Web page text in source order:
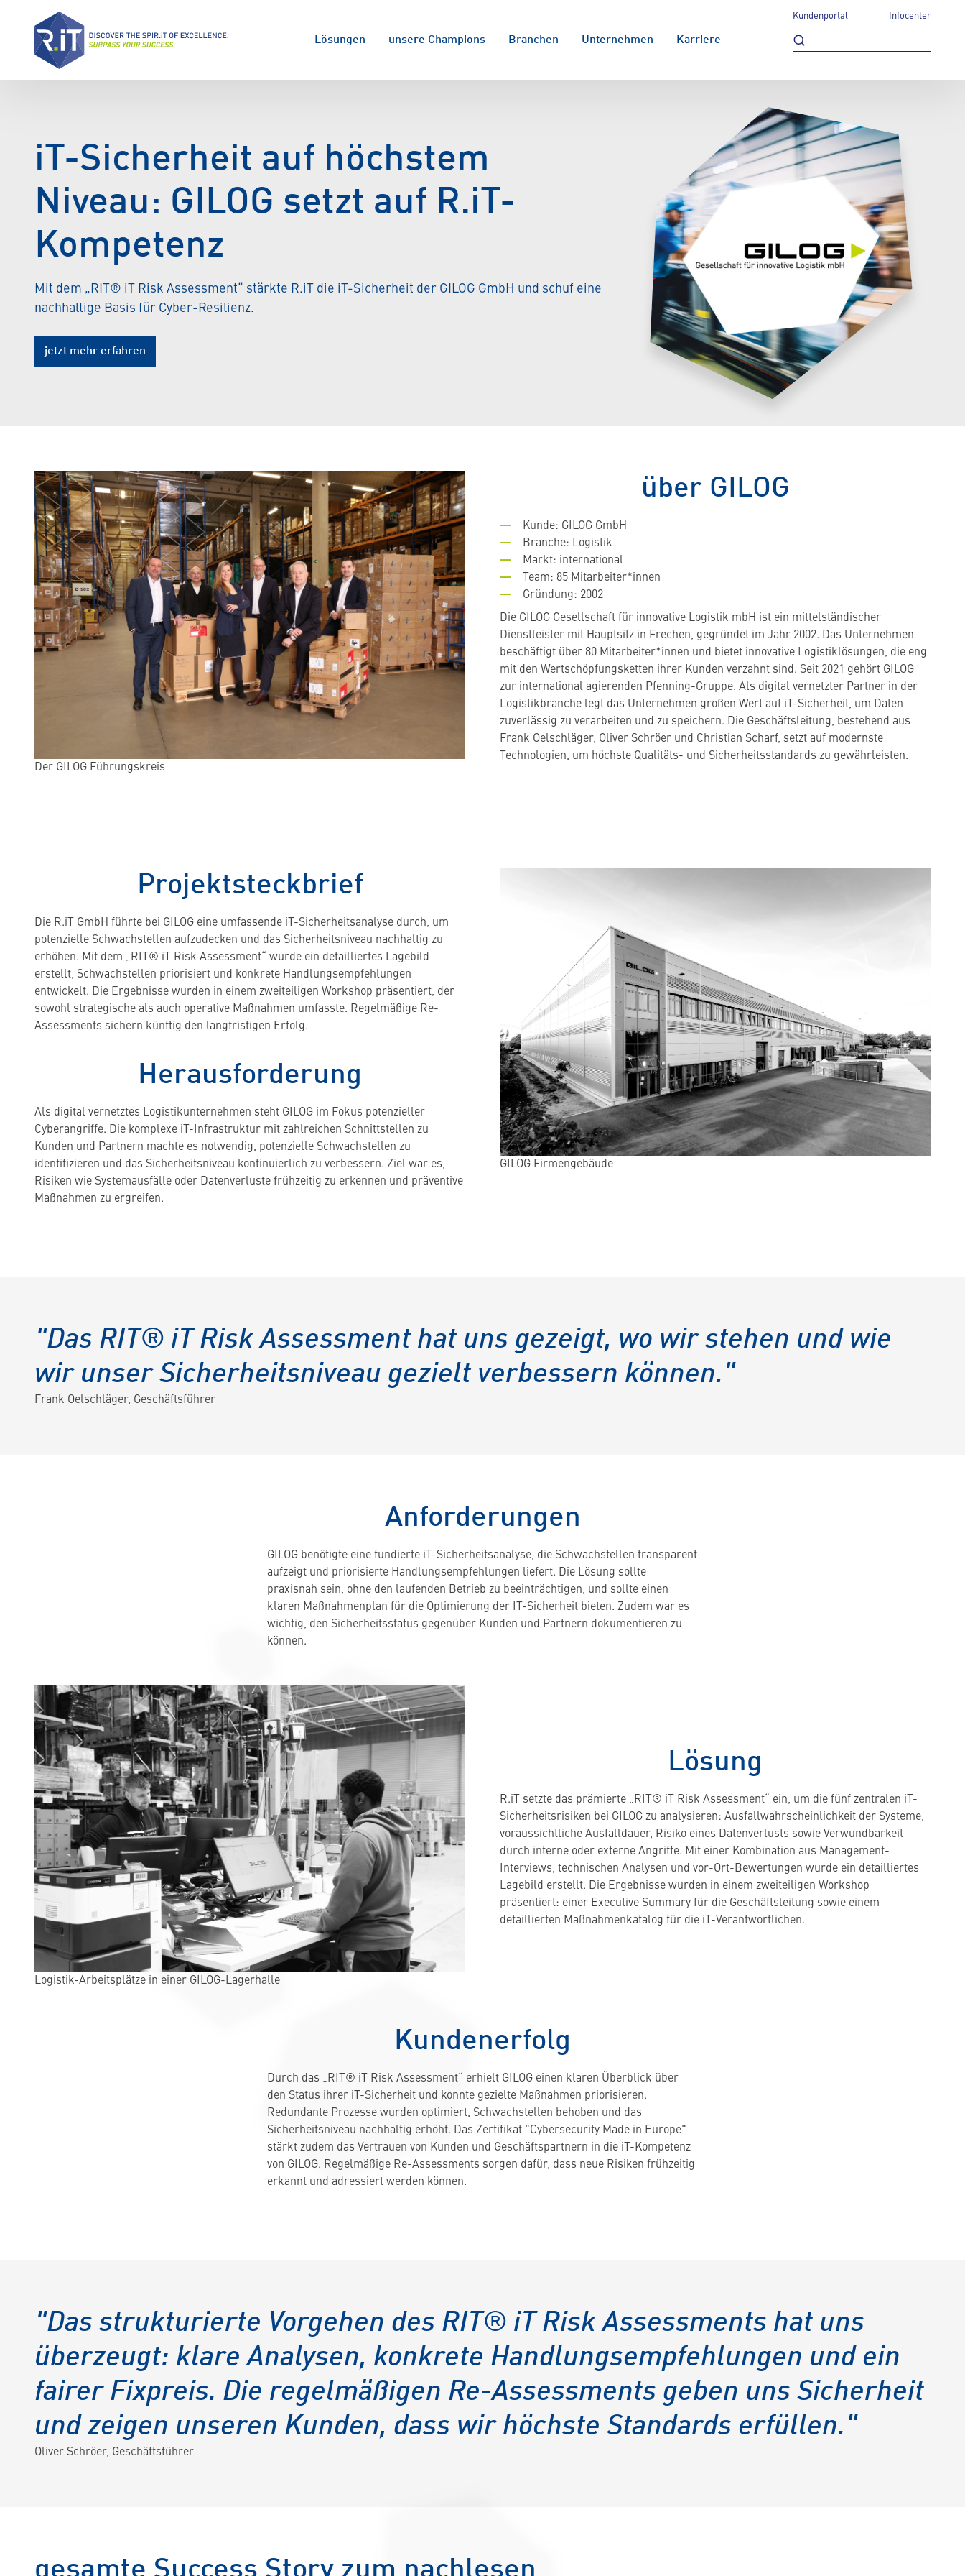
Lösungen unsere Champions Branchen Unternehmen Karriere
Kundenportal Infocenter
iT-Sicherheit auf höchstem
Niveau: GILOG setzt auf R.iT-
Kompetenz
Mit dem „RIT® iT Risk Assessment“ stärkte R.iT die iT-Sicherheit der GILOG GmbH und schuf eine
nachhaltige Basis für Cyber-Resilienz.
jetzt mehr erfahren
Der GILOG Führungskreis
über GILOG
Kunde: GILOG GmbH
Branche: Logistik
Markt: international
Team: 85 Mitarbeiter*innen
Gründung: 2002
Die GILOG Gesellschaft für innovative Logistik mbH ist ein mittelständischer
Dienstleister mit Hauptsitz in Frechen, gegründet im Jahr 2002. Das Unternehmen
beschäftigt über 80 Mitarbeiter*innen und bietet innovative Logistiklösungen, die eng
mit den Wertschöpfungsketten ihrer Kunden verzahnt sind. Seit 2021 gehört GILOG
zur international agierenden Pfenning-Gruppe. Als digital vernetzter Partner in der
Logistikbranche legt das Unternehmen großen Wert auf iT-Sicherheit, um Daten
zuverlässig zu verarbeiten und zu speichern. Die Geschäftsleitung, bestehend aus
Frank Oelschläger, Oliver Schröer und Christian Scharf, setzt auf modernste
Technologien, um höchste Qualitäts- und Sicherheitsstandards zu gewährleisten.
Projektsteckbrief
Die R.iT GmbH führte bei GILOG eine umfassende iT-Sicherheitsanalyse durch, um
potenzielle Schwachstellen aufzudecken und das Sicherheitsniveau nachhaltig zu
erhöhen. Mit dem „RIT® iT Risk Assessment“ wurde ein detailliertes Lagebild
erstellt, Schwachstellen priorisiert und konkrete Handlungsempfehlungen
entwickelt. Die Ergebnisse wurden in einem zweiteiligen Workshop präsentiert, der
sowohl strategische als auch operative Maßnahmen umfasste. Regelmäßige Re-
Assessments sichern künftig den langfristigen Erfolg.
Herausforderung
Als digital vernetztes Logistikunternehmen steht GILOG im Fokus potenzieller
Cyberangriffe. Die komplexe iT-Infrastruktur mit zahlreichen Schnittstellen zu
Kunden und Partnern machte es notwendig, potenzielle Schwachstellen zu
identifizieren und das Sicherheitsniveau kontinuierlich zu verbessern. Ziel war es,
Risiken wie Systemausfälle oder Datenverluste frühzeitig zu erkennen und präventive
Maßnahmen zu ergreifen.
GILOG Firmengebäude
"Das RIT® iT Risk Assessment hat uns gezeigt, wo wir stehen und wie
wir unser Sicherheitsniveau gezielt verbessern können."
Frank Oelschläger, Geschäftsführer
Anforderungen
GILOG benötigte eine fundierte iT-Sicherheitsanalyse, die Schwachstellen transparent
aufzeigt und priorisierte Handlungsempfehlungen liefert. Die Lösung sollte
praxisnah sein, ohne den laufenden Betrieb zu beeinträchtigen, und sollte einen
klaren Maßnahmenplan für die Optimierung der IT-Sicherheit bieten. Zudem war es
wichtig, den Sicherheitsstatus gegenüber Kunden und Partnern dokumentieren zu
können.
Logistik-Arbeitsplätze in einer GILOG-Lagerhalle
Lösung
R.iT setzte das prämierte „RIT® iT Risk Assessment“ ein, um die fünf zentralen iT-
Sicherheitsrisiken bei GILOG zu analysieren: Ausfallwahrscheinlichkeit der Systeme,
voraussichtliche Ausfalldauer, Risiko eines Datenverlusts sowie Verwundbarkeit
durch interne oder externe Angriffe. Mit einer Kombination aus Management-
Interviews, technischen Analysen und vor-Ort-Bewertungen wurde ein detailliertes
Lagebild erstellt. Die Ergebnisse wurden in einem zweiteiligen Workshop
präsentiert: einer Executive Summary für die Geschäftsleitung sowie einem
detaillierten Maßnahmenkatalog für die iT-Verantwortlichen.
Kundenerfolg
Durch das „RIT® iT Risk Assessment“ erhielt GILOG einen klaren Überblick über
den Status ihrer iT-Sicherheit und konnte gezielte Maßnahmen priorisieren.
Redundante Prozesse wurden optimiert, Schwachstellen behoben und das
Sicherheitsniveau nachhaltig erhöht. Das Zertifikat "Cybersecurity Made in Europe"
stärkt zudem das Vertrauen von Kunden und Geschäftspartnern in die iT-Kompetenz
von GILOG. Regelmäßige Re-Assessments sorgen dafür, dass neue Risiken frühzeitig
erkannt und adressiert werden können.
"Das strukturierte Vorgehen des RIT® iT Risk Assessments hat uns
überzeugt: klare Analysen, konkrete Handlungsempfehlungen und ein
fairer Fixpreis. Die regelmäßigen Re-Assessments geben uns Sicherheit
und zeigen unseren Kunden, dass wir höchste Standards erfüllen."
Oliver Schröer, Geschäftsführer
gesamte Success Story zum nachlesen